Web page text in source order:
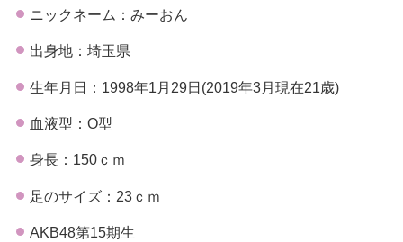
ニックネーム：みーおん
出身地：埼玉県
生年月日：1998年1月29日(2019年3月現在21歳)
血液型：О型
身長：150ｃｍ
足のサイズ：23ｃｍ
AKB48第15期生